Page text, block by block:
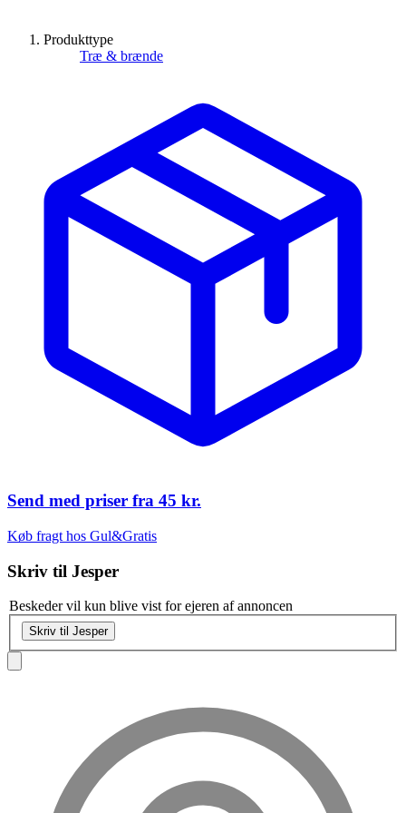
Produkttype
Træ & brænde
Send med priser fra 45 kr.
Køb fragt hos Gul&Gratis
Skriv til Jesper
Beskeder vil kun blive vist for ejeren af annoncen
Skriv til Jesper